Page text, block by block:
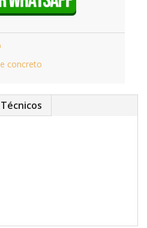
concreto